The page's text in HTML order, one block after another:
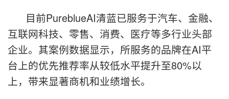
目前PureblueAI清蓝已服务于汽车、金融、
互联网科技、零售、消费、医疗等多行业头部
企业。其案例数据显示，所服务的品牌在AI平
台上的优先推荐率从较低水平提升至80%以
上，带来显著商机和业绩增长。